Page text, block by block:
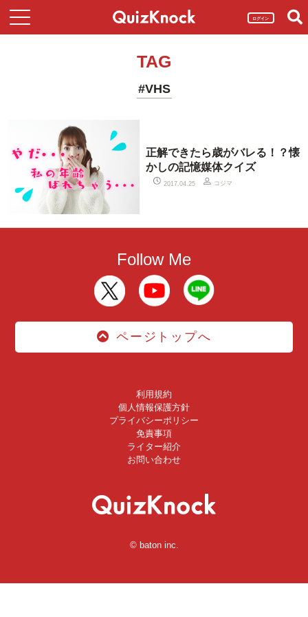
ログイン
TAG
#VHS
正解できたら歳がバレる！？懐
かしの記憶媒体クイズ
2017.04.25 コジマ
Follow Me
ページトップへ
利用規約
個人情報保護方針
プライバシーポリシー
免責事項
ライター紹介
お問い合わせ
© baton inc.